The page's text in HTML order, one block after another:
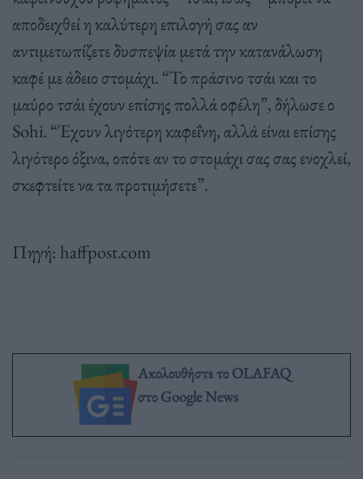
αποδειχθεί η καλύτερη επιλογή σας αν
αντιμετωπίζετε δυσπεψία μετά την κατανάλωση
καφέ με άδειο στομάχι. “Το πράσινο τσάι και το
μαύρο τσάι έχουν επίσης πολλά οφέλη”, δήλωσε ο
Sohi. “Έχουν λιγότερη καφεΐνη, αλλά είναι επίσης
λιγότερο όξινα, οπότε αν το στομάχι σας σας ενοχλεί,
σκεφτείτε να τα προτιμήσετε”.
Πηγή: haffpost.com
Ακολουθήστε το OLAFAQ
στο Google News